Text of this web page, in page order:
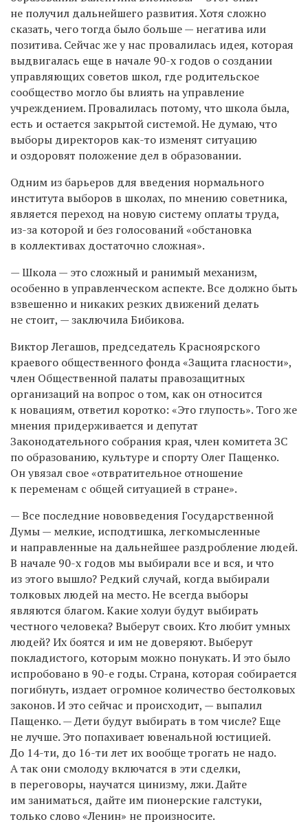
не получил дальнейшего развития. Хотя сложно
сказать, чего тогда было больше — негатива или
позитива. Сейчас же у нас провалилась идея, которая
выдвигалась еще в начале 90-х годов о создании
управляющих советов школ, где родительское
сообщество могло бы влиять на управление
учреждением. Провалилась потому, что школа была,
есть и остается закрытой системой. Не думаю, что
выборы директоров как-то изменят ситуацию
и оздоровят положение дел в образовании.
Одним из барьеров для введения нормального
института выборов в школах, по мнению советника,
является переход на новую систему оплаты труда,
из-за которой и без голосований «обстановка
в коллективах достаточно сложная».
— Школа — это сложный и ранимый механизм,
особенно в управленческом аспекте. Все должно быть
взвешенно и никаких резких движений делать
не стоит, — заключила Бибикова.
Виктор Легашов, председатель Красноярского
краевого общественного фонда «Защита гласности»,
член Общественной палаты правозащитных
организаций на вопрос о том, как он относится
к новациям, ответил коротко: «Это глупость». Того же
мнения придерживается и депутат
Законодательного собрания края, член комитета ЗС
по образованию, культуре и спорту Олег Пащенко.
Он увязал свое «отвратительное отношение
к переменам с общей ситуацией в стране».
— Все последние нововведения Государственной
Думы — мелкие, исподтишка, легкомысленные
и направленные на дальнейшее раздробление людей.
В начале 90-х годов мы выбирали все и вся, и что
из этого вышло? Редкий случай, когда выбирали
толковых людей на место. Не всегда выборы
являются благом. Какие холуи будут выбирать
честного человека? Выберут своих. Кто любит умных
людей? Их боятся и им не доверяют. Выберут
покладистого, которым можно понукать. И это было
испробовано в 90-е годы. Страна, которая собирается
погибнуть, издает огромное количество бестолковых
законов. И это сейчас и происходит, — выпалил
Пащенко. — Дети будут выбирать в том числе? Еще
не лучше. Это попахивает ювенальной юстицией.
До 14-ти, до 16-тилет их вообще трогать не надо.
А так они смолоду включатся в эти сделки,
в переговоры, научатся цинизму, лжи. Дайте
им заниматься, дайте им пионерские галстуки,
только слово «Ленин» не произносите.